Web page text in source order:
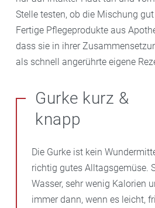
Stelle testen, ob die Mischung
Fertige Pflegeprodukte aus
dass sie in ihrer
als schnell angerührte eigene
Gurke kurz &
knapp
Die Gurke ist kein
richtig gutes Alltagsgemüse.
Wasser, sehr wenig Kalorien
immer dann, wenn es leicht,